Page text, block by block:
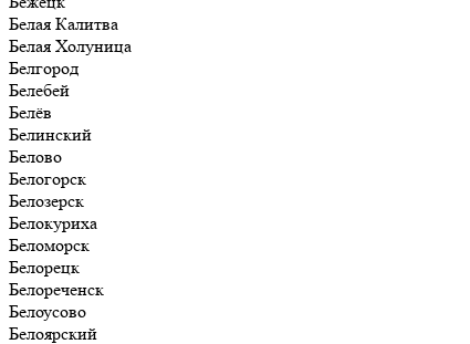
Белая Калитва
Белая Холуница
Белгород
Белебей
Белёв
Белинский
Белово
Белогорск
Белозерск
Белокуриха
Беломорск
Белорецк
Белореченск
Белоусово
Белоярский